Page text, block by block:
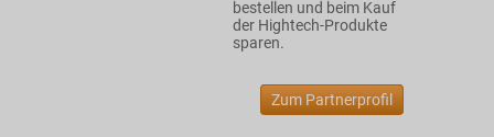
bestellen und beim Kauf
der Hightech-Produkte
sparen.
Zum Partnerprofil